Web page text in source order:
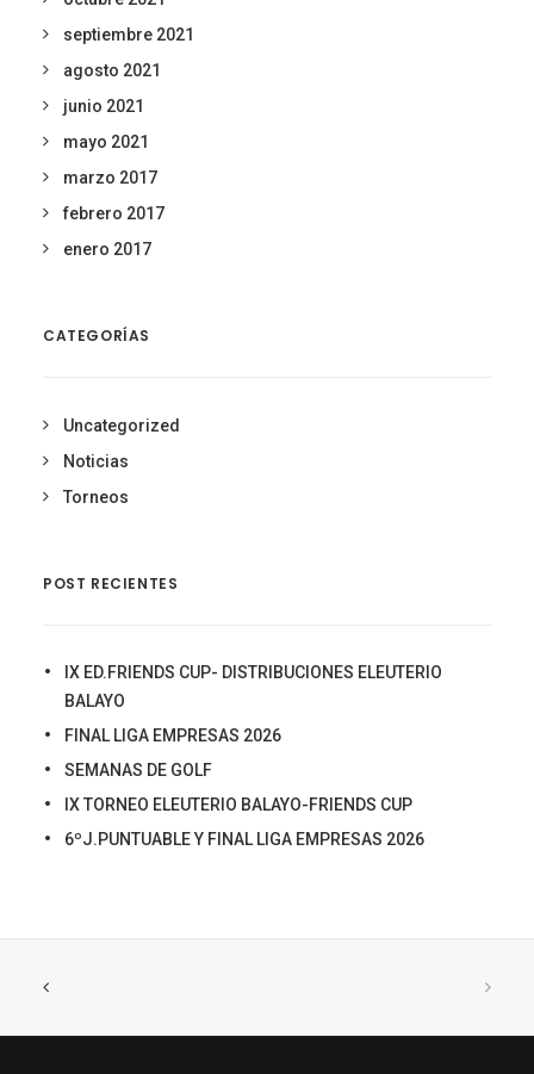
septiembre 2021
agosto 2021
junio 2021
mayo 2021
marzo 2017
febrero 2017
enero 2017
CATEGORÍAS
Uncategorized
Noticias
Torneos
POST RECIENTES
IX ED.FRIENDS CUP- DISTRIBUCIONES ELEUTERIO
BALAYO
FINAL LIGA EMPRESAS 2026
SEMANAS DE GOLF
IX TORNEO ELEUTERIO BALAYO-FRIENDS CUP
6ºJ.PUNTUABLE Y FINAL LIGA EMPRESAS 2026